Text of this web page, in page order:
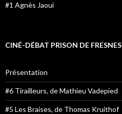
#1 Agnès Jaoui
CINÉ-DÉBAT PRISON DE FRESNES
Présentation
#6 Tirailleurs, de Mathieu Vadepied
#5 Les Braises, de Thomas Kruithof